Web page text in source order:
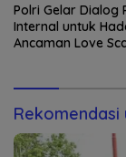
Polri Gelar Dialog
Internal untuk
Ancaman Love
Rekomendasi